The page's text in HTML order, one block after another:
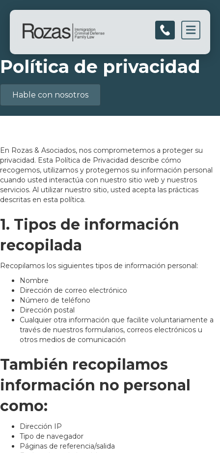
Política de privacidad
Hable con nosotros
En Rozas & Asociados, nos comprometemos a proteger su
privacidad. Esta Política de Privacidad describe cómo
recogemos, utilizamos y protegemos su información personal
cuando usted interactúa con nuestro sitio web y nuestros
servicios. Al utilizar nuestro sitio, usted acepta las prácticas
descritas en esta política.
1. Tipos de información
recopilada
Recopilamos los siguientes tipos de información personal:
Nombre
Dirección de correo electrónico
Número de teléfono
Dirección postal
Cualquier otra información que facilite voluntariamente a
través de nuestros formularios, correos electrónicos u
otros medios de comunicación
También recopilamos
información no personal
como:
Dirección IP
Tipo de navegador
Páginas de referencia/salida